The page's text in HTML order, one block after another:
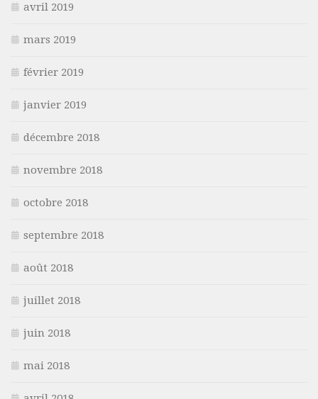
avril 2019
mars 2019
février 2019
janvier 2019
décembre 2018
novembre 2018
octobre 2018
septembre 2018
août 2018
juillet 2018
juin 2018
mai 2018